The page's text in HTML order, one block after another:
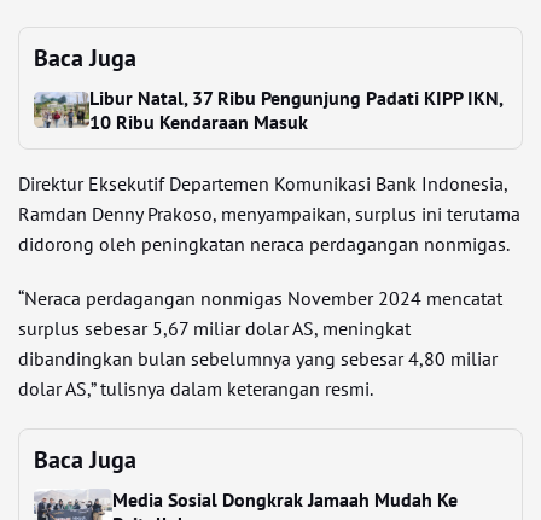
Baca Juga
Libur Natal, 37 Ribu Pengunjung Padati KIPP IKN,
10 Ribu Kendaraan Masuk
Direktur Eksekutif Departemen Komunikasi Bank Indonesia,
Ramdan Denny Prakoso, menyampaikan, surplus ini terutama
didorong oleh peningkatan neraca perdagangan nonmigas.
“Neraca perdagangan nonmigas November 2024 mencatat
surplus sebesar 5,67 miliar dolar AS, meningkat
dibandingkan bulan sebelumnya yang sebesar 4,80 miliar
dolar AS,” tulisnya dalam keterangan resmi.
Baca Juga
Media Sosial Dongkrak Jamaah Mudah Ke